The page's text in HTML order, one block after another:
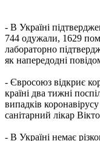
- В Україні
744 одужали, 1629
лабораторно
як напередодні
- Євросоюз відкриє
країні два тижні
випадків
санітарний лікар
- В Україні немає